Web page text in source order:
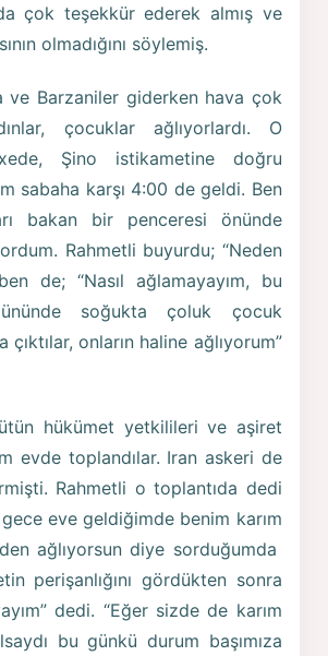
çok teşekkür ederek almış ve
olmadığını söylemiş.
ve Barzaniler giderken hava çok
çocuklar ağlıyorlardı. O
Şino istikametine doğru
sabaha karşı 4:00 de geldi. Ben
bakan bir penceresi önünde
Rahmetli buyurdu; “Neden
de; “Nasıl ağlamayayım, bu
soğukta çoluk çocuk
çıktılar, onların haline ağlıyorum”
hükümet yetkilileri ve aşiret
evde toplandılar. Iran askeri de
Rahmetli o toplantıda dedi
eve geldiğimde benim karım
ağlıyorsun diye sorduğumda
perişanlığını gördükten sonra
dedi. “Eğer sizde de karım
bu günkü durum başımıza